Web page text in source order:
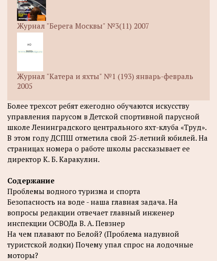
Журнал "Берега Москвы" №3(11) 2007
Журнал "Катера и яхты" №1 (193) январь-февраль
2005
Более трехсот ребят ежегодно обучаются искусству
управления парусом в Детской спортивной парусной
школе Ленинградского центрального яхт-клуба «Труд».
В этом году ДСПШ отметила свой 25-летний юбилей. На
страницах номера о работе школы рассказывает ее
директор К. Б. Каракулин.
Содержание
Проблемы водного туризма и спорта
Безопасность на воде - наша главная задача. На
вопросы редакции отвечает главный инженер
инспекции ОСВОДа В. А. Певзнер
На чем плавают по Белой? (Проблема надувной
туристской лодки) Почему упал спрос на лодочные
моторы?